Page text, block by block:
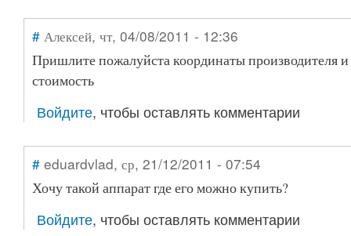
# Алексей, чт, 04/08/2011 - 12:36
Пришлите пожалуйста координаты производителя
стоимость
Войдите, чтобы оставлять комментарии
# eduardvlad, ср, 21/12/2011 - 07:54
Хочу такой аппарат где его можно купить?
Войдите, чтобы оставлять комментарии